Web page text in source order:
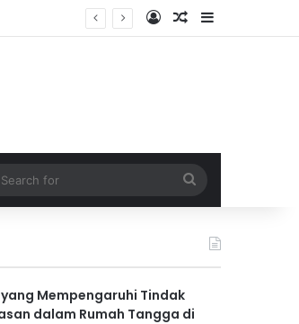
Log InRandom Article
Sidebar
for
Mempengaruhi Tindak
dalam Rumah Tangga di